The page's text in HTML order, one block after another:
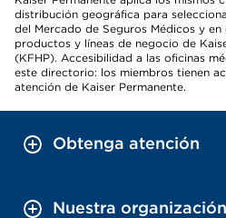
distribución geográfica para
del Mercado de Seguros Médicos y
productos y líneas de negocio de
(KFHP). Accesibilidad a las oficinas
este directorio: los miembros tienen
atención de Kaiser Permanente.
Obtenga atención
Nuestra organización